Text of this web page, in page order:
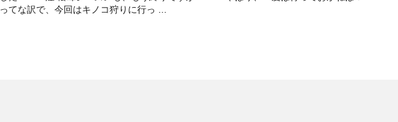
ってな訳で、今回はキノコ狩りに行っ ...